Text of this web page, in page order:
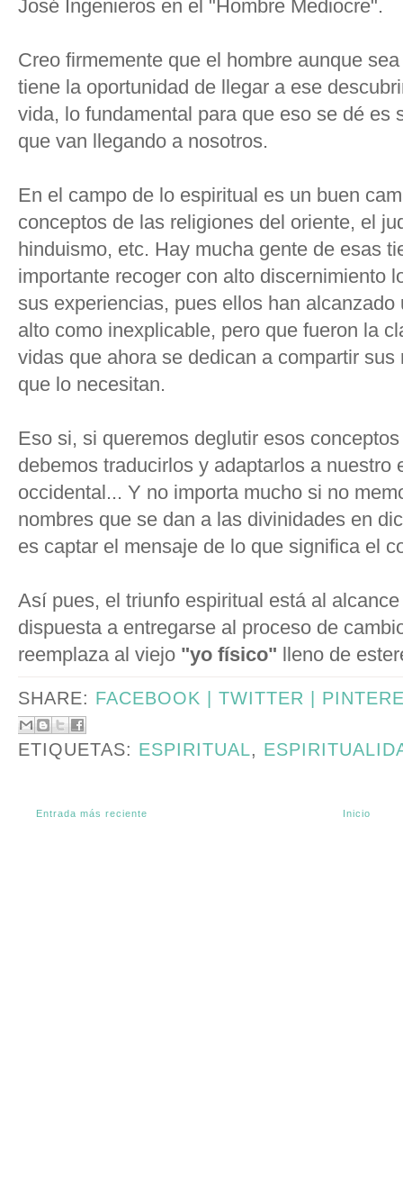
José Ingenieros en el "Hombre Mediocre".
Creo firmemente que el hombre aunque
tiene la oportunidad de llegar a ese
vida, lo fundamental para que eso se dé es
que van llegando a nosotros.
En el campo de lo espiritual es un buen
conceptos de las religiones del oriente, el
hinduismo, etc. Hay mucha gente de esas
importante recoger con alto discernimiento
sus experiencias, pues ellos han
alto como inexplicable, pero que fueron la
vidas que ahora se dedican a compartir
que lo necesitan.
Eso si, si queremos deglutir esos
debemos traducirlos y adaptarlos a nuestro
occidental... Y no importa mucho si no
nombres que se dan a las divinidades en
es captar el mensaje de lo que significa el
Así pues, el triunfo espiritual está al
dispuesta a entregarse al proceso de
reemplaza al viejo "yo físico" lleno de
SHARE: FACEBOOK | TWITTER |
ETIQUETAS: ESPIRITUAL,
Entrada más reciente Inicio